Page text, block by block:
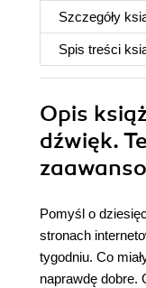
Szczegóły
Spis treści
Opis
dźwięk.
Pomyśl o
stronach
tygodniu. Co
naprawdę dobre.